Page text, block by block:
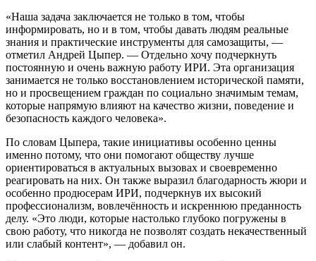
«Наша задача заключается не только в том, чтобы
информировать, но и в том, чтобы давать людям реальные
знания и практические инструменты для самозащиты, —
отметил Андрей Цыпер. — Отдельно хочу подчеркнуть
постоянную и очень важную работу ИРИ. Эта организация
занимается не только восстановлением исторической памяти,
но и просвещением граждан по социально значимым темам,
которые напрямую влияют на качество жизни, поведение и
безопасность каждого человека».
По словам Цыпера, такие инициативы особенно ценны
именно потому, что они помогают обществу лучше
ориентироваться в актуальных вызовах и своевременно
реагировать на них. Он также выразил благодарность жюри и
особенно продюсерам ИРИ, подчеркнув их высокий
профессионализм, вовлечённость и искреннюю преданность
делу. «Это люди, которые настолько глубоко погружены в
свою работу, что никогда не позволят создать некачественный
или слабый контент», — добавил он.